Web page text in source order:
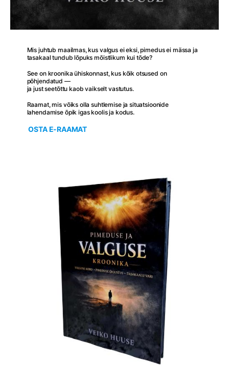
Mis juhtub maailmas, kus valgus ei eksi, pimedus ei mässa ja
tasakaal tundub lõpuks mõistlikum kui tõde?
See on kroonika ühiskonnast, kus kõik otsused on
põhjendatud —
ja just seetõttu kaob vaikselt vastutus.
Raamat, mis võiks olla suhtlemise ja situatsioonide
lahendamise õpik igas koolis ja kodus.
OSTA E-RAAMAT